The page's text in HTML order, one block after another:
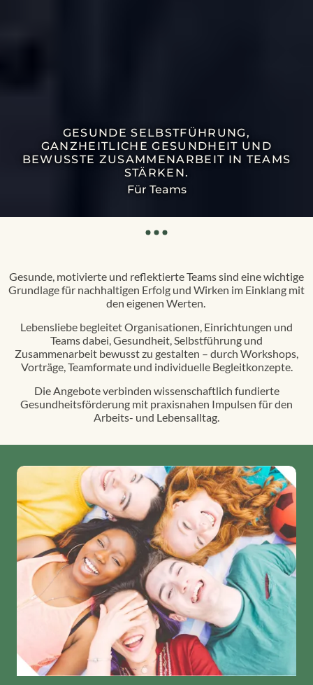
GESUNDE SELBSTFÜHRUNG,
GANZHEITLICHE GESUNDHEIT UND
BEWUSSTE ZUSAMMENARBEIT IN TEAMS
STÄRKEN.
Für Teams
Gesunde, motivierte und reflektierte Teams sind eine wichtige
Grundlage für nachhaltigen Erfolg und Wirken im Einklang mit
den eigenen Werten.
Lebensliebe begleitet Organisationen, Einrichtungen und
Teams dabei, Gesundheit, Selbstführung und
Zusammenarbeit bewusst zu gestalten – durch Workshops,
Vorträge, Teamformate und individuelle Begleitkonzepte.
Die Angebote verbinden wissenschaftlich fundierte
Gesundheitsförderung mit praxisnahen Impulsen für den
Arbeits- und Lebensalltag.